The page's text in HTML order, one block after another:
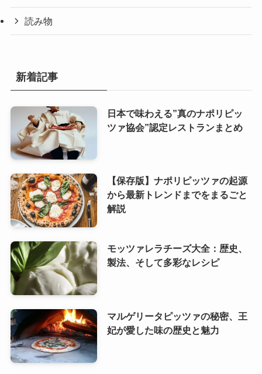
読み物
新着記事
日本で味わえる”真のナポリピッ
ツァ協会”認定レストランまとめ
【保存版】ナポリピッツァの起源
から最新トレンドまでをまるごと
解説
モッツァレラチーズ大全：歴史、
製法、そして多彩なレシピ
マルゲリータピッツァの秘密、王
妃が愛した味の歴史と魅力